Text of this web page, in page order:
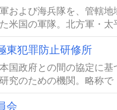
および海兵隊を、管轄地
米国の軍隊。北方軍・太
東犯罪防止研修所
国政府との間の協定に基
究のための機関。略称で
会